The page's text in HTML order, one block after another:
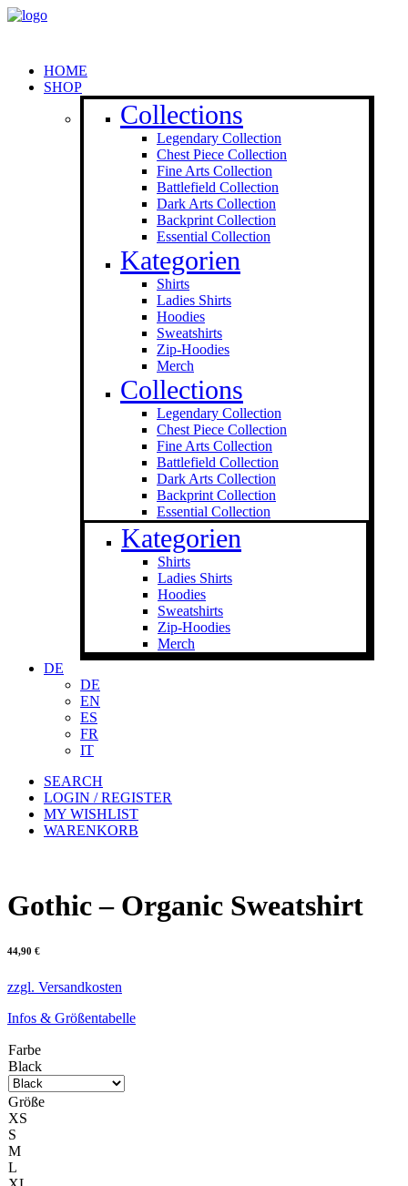
HOME
SHOP
Collections
Legendary Collection
Chest Piece Collection
Fine Arts Collection
Battlefield Collection
Dark Arts Collection
Backprint Collection
Essential Collection
Kategorien
Shirts
Ladies Shirts
Hoodies
Sweat­shirts
Zip-Hoodies
Merch
Collections
Legendary Collection
Chest Piece Collection
Fine Arts Collection
Battlefield Collection
Dark Arts Collection
Backprint Collection
Essential Collection
Kategorien
Shirts
Ladies Shirts
Hoodies
Sweat­shirts
Zip-Hoodies
Merch
DE
DE
EN
ES
FR
IT
SEARCH
LOGIN / REGISTER
MY WISHLIST
WARENKORB
Gothic – Organic Sweatshirt
44,90 €
zzgl. Versandkosten
Infos & Größentabelle
Farbe
Black
Größe
XS
S
M
L